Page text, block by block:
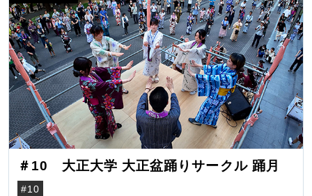
＃10 大正大学 大正盆踊りサークル 踊月
#10